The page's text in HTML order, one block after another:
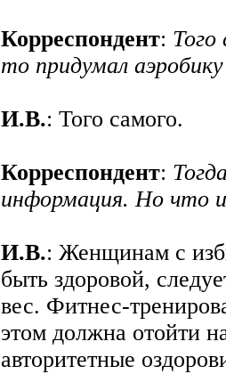
Корреспондент: Того
то придумал
И.В.: Того самого.
Корреспондент:
информация. Но что
И.В.: Женщинам с
быть здоровой,
вес. Фитнес-
этом должна отойти
авторитетные